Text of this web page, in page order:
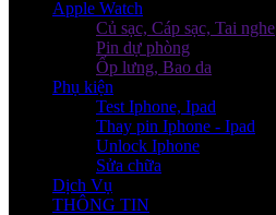
Apple Watch
Củ sạc, Cáp sạc, Tai nghe
Pin dự phòng
Ốp lưng, Bao da
Phụ kiện
Test Iphone, Ipad
Thay pin Iphone - Ipad
Unlock Iphone
Sửa chữa
Dịch Vụ
THÔNG TIN